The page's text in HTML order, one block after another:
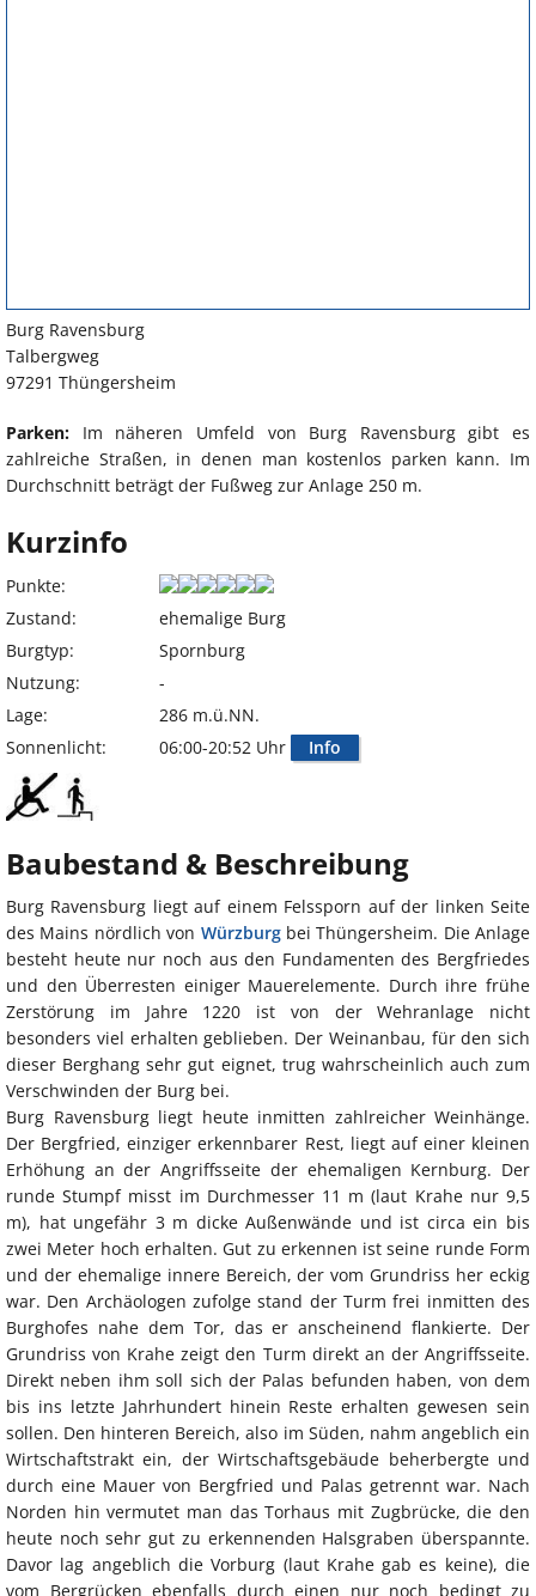
Burg Ravensburg
Talbergweg
97291 Thüngersheim
Parken: Im näheren Umfeld von Burg Ravensburg gibt es
zahlreiche Straßen, in denen man kostenlos parken kann. Im
Durchschnitt beträgt der Fußweg zur Anlage 250 m.
Kurzinfo
Punkte:
Zustand:
ehemalige Burg
Burgtyp:
Spornburg
Nutzung:
-
Lage:
286 m.ü.NN.
Sonnenlicht:
06:00-20:52 Uhr Info
Baubestand & Beschreibung
Burg Ravensburg liegt auf einem Felssporn auf der linken Seite
des Mains nördlich von Würzburgbei Thüngersheim. Die Anlage
besteht heute nur noch aus den Fundamenten des Bergfriedes
und den Überresten einiger Mauerelemente. Durch ihre frühe
Zerstörung im Jahre 1220 ist von der Wehranlage nicht
besonders viel erhalten geblieben. Der Weinanbau, für den sich
dieser Berghang sehr gut eignet, trug wahrscheinlich auch zum
Verschwinden der Burg bei.
Burg Ravensburg liegt heute inmitten zahlreicher Weinhänge.
Der Bergfried, einziger erkennbarer Rest, liegt auf einer kleinen
Erhöhung an der Angriffsseite der ehemaligen Kernburg. Der
runde Stumpf misst im Durchmesser 11 m (laut Krahe nur 9,5
m), hat ungefähr 3 m dicke Außenwände und ist circa ein bis
zwei Meter hoch erhalten. Gut zu erkennen ist seine runde Form
und der ehemalige innere Bereich, der vom Grundriss her eckig
war. Den Archäologen zufolge stand der Turm frei inmitten des
Burghofes nahe dem Tor, das er anscheinend flankierte. Der
Grundriss von Krahe zeigt den Turm direkt an der Angriffsseite.
Direkt neben ihm soll sich der Palas befunden haben, von dem
bis ins letzte Jahrhundert hinein Reste erhalten gewesen sein
sollen. Den hinteren Bereich, also im Süden, nahm angeblich ein
Wirtschaftstrakt ein, der Wirtschaftsgebäude beherbergte und
durch eine Mauer von Bergfried und Palas getrennt war. Nach
Norden hin vermutet man das Torhaus mit Zugbrücke, die den
heute noch sehr gut zu erkennenden Halsgraben überspannte.
Davor lag angeblich die Vorburg (laut Krahe gab es keine), die
vom Bergrücken ebenfalls durch einen nur noch bedingt zu